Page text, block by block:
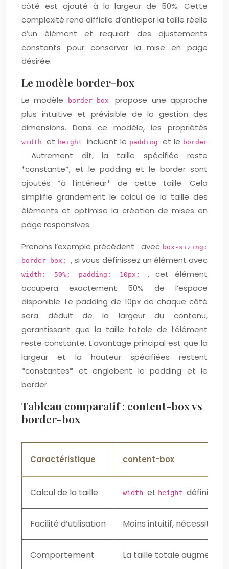
côté est ajouté à la largeur de 50%. Cette
complexité rend difficile d’anticiper la taille réelle
d’un élément et requiert des ajustements
constants pour conserver la mise en page
désirée.
Le modèle border-box
Le modèle border-boxpropose une approche
plus intuitive et prévisible de la gestion des
dimensions. Dans ce modèle, les propriétés
widthet heightincluent le padding et le border
. Autrement dit, la taille spécifiée reste
*constante*, et le padding et le border sont
ajoutés *à l’intérieur* de cette taille. Cela
simplifie grandement le calcul de la taille des
éléments et optimise la création de mises en
page responsives.
Prenons l’exemple précédent : avec box-sizing:
border-box;, si vous définissez un élément avec
width: 50%; padding: 10px;, cet élément
occupera exactement 50% de l’espace
disponible. Le padding de 10px de chaque côté
sera déduit de la largeur du contenu,
garantissant que la taille totale de l’élément
reste constante. L’avantage principal est que la
largeur et la hauteur spécifiées restent
*constantes* et englobent le padding et le
border.
Tableau comparatif : content-box vs
border-box
Caractéristique content-box
Calcul de la taille width et height
Facilité d’utilisation Moins intuitif, nécessite
Comportement La taille totale augmente